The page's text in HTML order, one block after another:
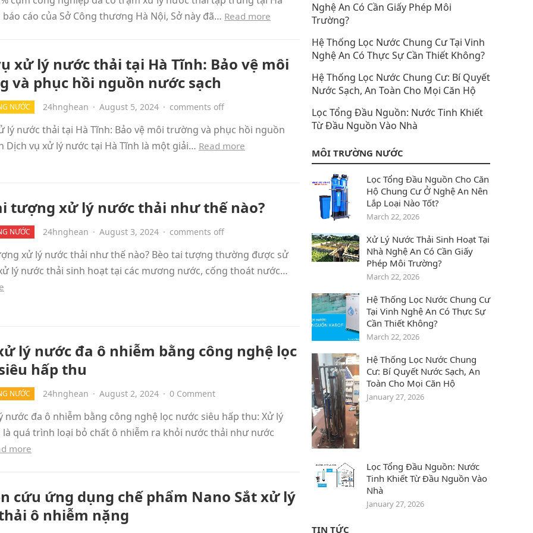
báo cáo của Sở Công thương Hà Nội, Sở này đã… Read more
xử lý nước thải tại Hà Tĩnh: Bảo vệ môi
và phục hồi nguồn nước sạch
NƯỚC 24hnghean · August 5, 2024 · comments off
lý nước thải tại Hà Tĩnh: Bảo vệ môi trường và phục hồi nguồn
Dịch vụ xử lý nước tại Hà Tĩnh là một giải… Read more
tượng xử lý nước thải như thế nào?
NƯỚC 24hnghean · August 3, 2024 · comments off
xử lý nước thải như thế nào? Bèo tai tượng thường được sử
lý nước thải sinh hoạt tại các mương nước, cống thoát nước…
lý nước đa ô nhiễm bằng công nghệ lọc
hấp thu
NƯỚC 24hnghean · August 2, 2024 · 0 Comment
nước đa ô nhiễm bằng công nghệ lọc nước siêu hấp thu: Xử lý
quá trình loại bỏ chất ô nhiễm ra khỏi nước thải như nước
more
cứu ứng dụng chế phẩm Nano Sắt xử lý
ô nhiễm nặng
Nghệ An Có Cần Giấy Phép Môi
Trường?
Hệ Thống Lọc Nước Chung Cư Tại Vinh
Nghệ An Có Thực Sự Cần Thiết Không?
Hệ Thống Lọc Nước Chung Cư: Bí Quyết
Nước Sạch, An Toàn Cho Mọi Căn Hộ
Lọc Tổng Đầu Nguồn: Nước Tinh Khiết
Từ Đầu Nguồn Vào Nhà
MÔI TRƯỜNG NƯỚC
Lọc Tổng Đầu Nguồn Cho Căn
Hộ Chung Cư Ở Nghệ An Nên
Lắp Loại Nào Tốt?
March 22, 2026
Xử Lý Nước Thải Sinh Hoạt Tại
Nhà Nghệ An Có Cần Giấy
Phép Môi Trường?
March 22, 2026
Hệ Thống Lọc Nước Chung Cư
Tại Vinh Nghệ An Có Thực Sự
Cần Thiết Không?
March 22, 2026
Hệ Thống Lọc Nước Chung
Cư: Bí Quyết Nước Sạch, An
Toàn Cho Mọi Căn Hộ
January 27, 2026
Lọc Tổng Đầu Nguồn: Nước
Tinh Khiết Từ Đầu Nguồn Vào
Nhà
January 27, 2026
TIN TỨC